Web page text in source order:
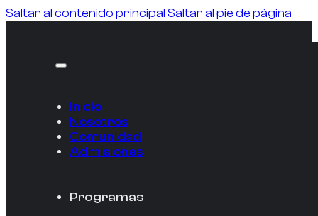
Saltar al contenido principal Saltar al pie de página
Inicio
Nosotros
Comunidad
Admisiones
Programas